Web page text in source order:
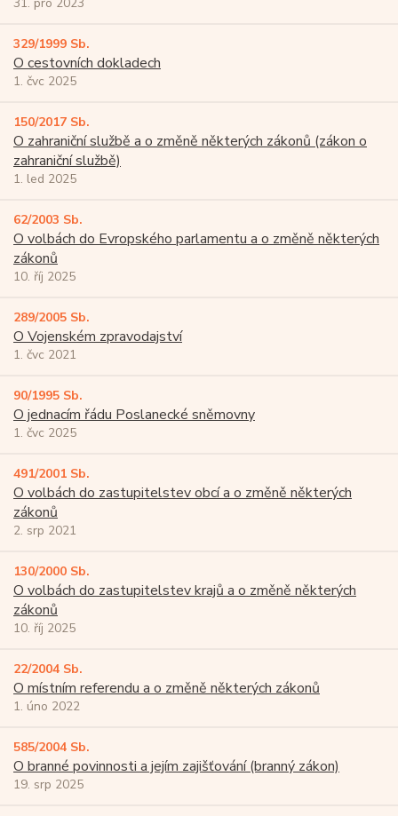
329/1999 Sb.
O cestovních dokladech
1. čvc 2025
150/2017 Sb.
O zahraniční službě a o změně některých zákonů (zákon o
zahraniční službě)
1. led 2025
62/2003 Sb.
O volbách do Evropského parlamentu a o změně některých
zákonů
10. říj 2025
289/2005 Sb.
O Vojenském zpravodajství
1. čvc 2021
90/1995 Sb.
O jednacím řádu Poslanecké sněmovny
1. čvc 2025
491/2001 Sb.
O volbách do zastupitelstev obcí a o změně některých
zákonů
2. srp 2021
130/2000 Sb.
O volbách do zastupitelstev krajů a o změně některých
zákonů
10. říj 2025
22/2004 Sb.
O místním referendu a o změně některých zákonů
1. úno 2022
585/2004 Sb.
O branné povinnosti a jejím zajišťování (branný zákon)
19. srp 2025